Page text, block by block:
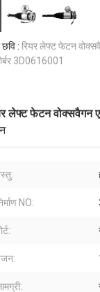
: रियर लेफ्ट फेटन
3D0616001
लेफ्ट फेटन वोक्सवैगन
NO: